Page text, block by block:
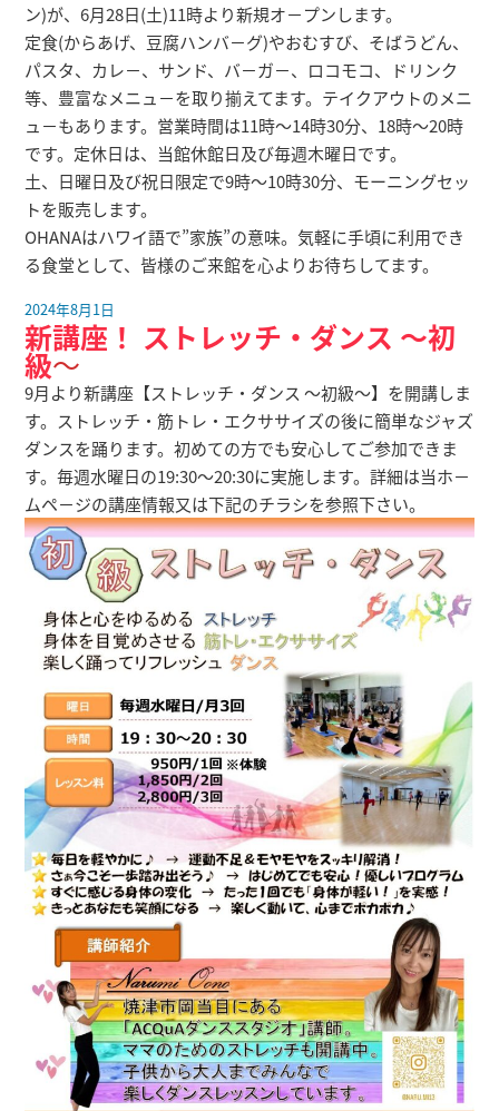
ン)が、6月28日(土)11時より新規オ－プンします。
定食(からあげ、豆腐ハンバ－グ)やおむすび、そばうどん、
パスタ、カレ－、サンド、バ－ガ－、ロコモコ、ドリンク
等、豊富なメニュ－を取り揃えてます。テイクアウトのメニ
ュ－もあります。営業時間は11時～14時30分、18時～20時
です。定休日は、当館休館日及び毎週木曜日です。
土、日曜日及び祝日限定で9時～10時30分、モーニングセッ
トを販売します。
OHANAはハワイ語で”家族”の意味。気軽に手頃に利用でき
る食堂として、皆様のご来館を心よりお待ちしてます。
2024年8月1日
新講座！ ストレッチ・ダンス ～初
級～
9月より新講座【ストレッチ・ダンス ～初級～】を開講しま
す。ストレッチ・筋トレ・エクササイズの後に簡単なジャズ
ダンスを踊ります。初めての方でも安心してご参加できま
す。毎週水曜日の19:30～20:30に実施します。詳細は当ホ－
ムペ－ジの講座情報又は下記のチラシを参照下さい。